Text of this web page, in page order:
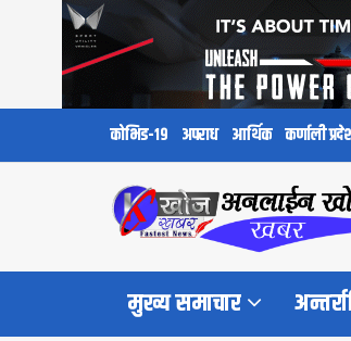
कोभिड-१९ अपराध आर्थिक कर्णाली
मुख्य समाचार